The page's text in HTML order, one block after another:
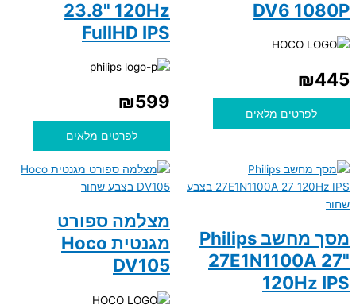
DV6 1080P
₪445
לפרטים מלאים
23.8" 120Hz
FullHD IPS
₪599
לפרטים מלאים
מסך מחשב Philips
27E1N1100A 27"
120Hz IPS
מצלמה ספורט
מגנטית Hoco
DV105